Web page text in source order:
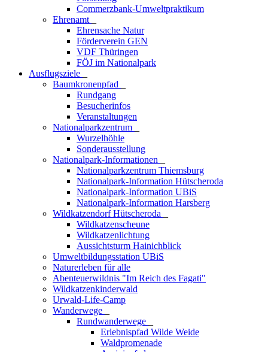
Commerzbank-Umweltpraktikum
Ehrenamt
Ehrensache Natur
Förderverein GEN
VDF Thüringen
FÖJ im Nationalpark
Ausflugs­ziele
Baumkronenpfad
Rundgang
Besucherinfos
Veranstaltungen
Nationalparkzentrum
Wurzelhöhle
Sonderausstellung
Nationalpark-Informationen
Nationalparkzentrum Thiemsburg
Nationalpark-Information Hütscheroda
Nationalpark-Information UBiS
Nationalpark-Information Harsberg
Wildkatzendorf Hütscheroda
Wildkatzenscheune
Wildkatzenlichtung
Aussichtsturm Hainichblick
Umweltbildungsstation UBiS
Naturerleben für alle
Abenteuerwildnis "Im Reich des Fagati"
Wildkatzenkinderwald
Urwald-Life-Camp
Wanderwege
Rundwanderwege
Erlebnispfad Wilde Weide
Waldpromenade